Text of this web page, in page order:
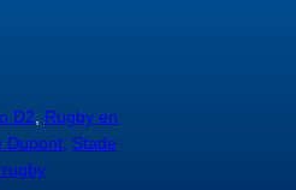
D2
Rugby en
Dupont, Stade